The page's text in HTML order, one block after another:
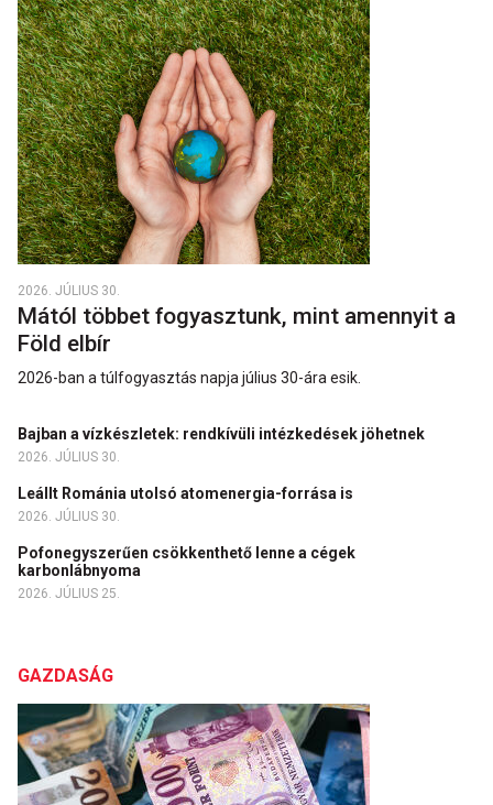
2026. JÚLIUS 30.
Mától többet fogyasztunk, mint amennyit a
Föld elbír
2026-ban a túlfogyasztás napja július 30-ára esik.
Bajban a vízkészletek: rendkívüli intézkedések jöhetnek
2026. JÚLIUS 30.
Leállt Románia utolsó atomenergia-forrása is
2026. JÚLIUS 30.
Pofonegyszerűen csökkenthető lenne a cégek
karbonlábnyoma
2026. JÚLIUS 25.
GAZDASÁG